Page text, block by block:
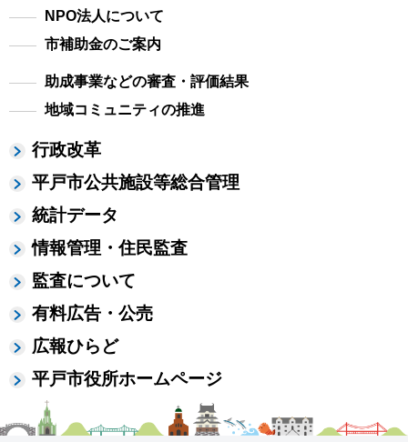
NPO法人について
市補助金のご案内
助成事業などの審査・評価結果
地域コミュニティの推進
行政改革
平戸市公共施設等総合管理
統計データ
情報管理・住民監査
監査について
有料広告・公売
広報ひらど
平戸市役所ホームページ